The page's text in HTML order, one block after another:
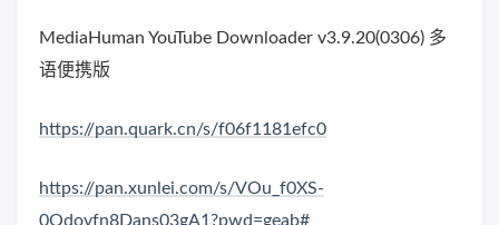
MediaHuman YouTube Downloader v3.9.20(0306) 多
语便携版
https://pan.quark.cn/s/f06f1181efc0
https://pan.xunlei.com/s/VOu_f0XS-
0Odovfn8Dans03gA1?pwd=geab#